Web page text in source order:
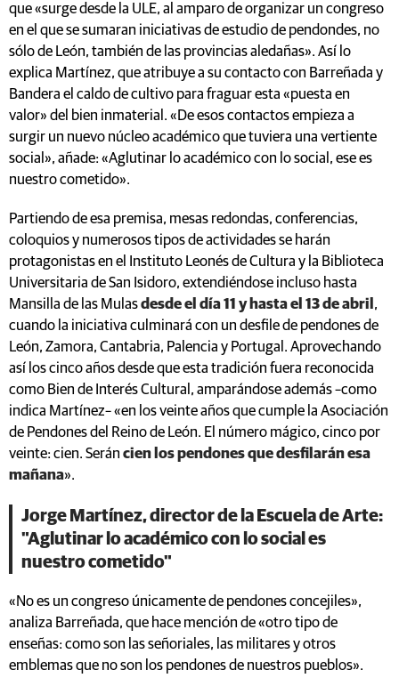
que «surge desde la ULE, al amparo de organizar un congreso
en el que se sumaran iniciativas de estudio de pendondes, no
sólo de León, también de las provincias aledañas». Así lo
explica Martínez, que atribuye a su contacto con Barreñada y
Bandera el caldo de cultivo para fraguar esta «puesta en
valor» del bien inmaterial. «De esos contactos empieza a
surgir un nuevo núcleo académico que tuviera una vertiente
social», añade: «Aglutinar lo académico con lo social, ese es
nuestro cometido».
Partiendo de esa premisa, mesas redondas, conferencias,
coloquios y numerosos tipos de actividades se harán
protagonistas en el Instituto Leonés de Cultura y la Biblioteca
Universitaria de San Isidoro, extendiéndose incluso hasta
Mansilla de las Mulasdesde el día 11 y hasta el 13 de abril ,
cuando la iniciativa culminará con un desfile de pendones de
León, Zamora, Cantabria, Palencia y Portugal. Aprovechando
así los cinco años desde que esta tradición fuera reconocida
como Bien de Interés Cultural, amparándose además –como
indica Martínez– «en los veinte años que cumple la Asociación
de Pendones del Reino de León. El número mágico, cinco por
veinte: cien. Serán cien los pendones que desfilarán esa
mañana».
Jorge Martínez, director de la Escuela de Arte:
"Aglutinar lo académico con lo social es
nuestro cometido"
«No es un congreso únicamente de pendones concejiles»,
analiza Barreñada, que hace mención de «otro tipo de
enseñas: como son las señoriales, las militares y otros
emblemas que no son los pendones de nuestros pueblos».